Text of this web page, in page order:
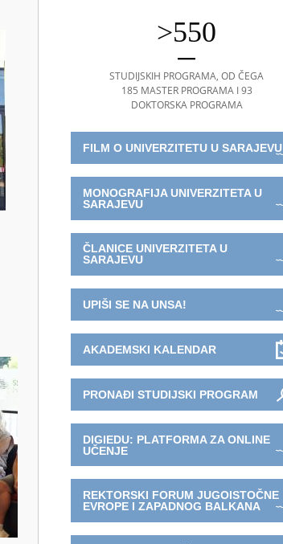
>550
STUDIJSKIH PROGRAMA, OD ČEGA
185 MASTER PROGRAMA I 93
DOKTORSKA PROGRAMA
FILM O UNIVERZITETU U SARAJEVU
MONOGRAFIJA UNIVERZITETA U
SARAJEVU
ČLANICE UNIVERZITETA U
SARAJEVU
UPIŠI SE NA UNSA!
AKADEMSKI KALENDAR
PRONAĐI STUDIJSKI PROGRAM
DIGIEDU: PLATFORMA ZA ONLINE
UČENJE
REKTORSKI FORUM JUGOISTOČNE
EVROPE I ZAPADNOG BALKANA